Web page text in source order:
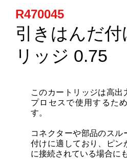
ステーション
その他製品
カートリッジとこて先
サポート
R470045
引きはんだ付
リッジ 0.75
このカートリッジは高出
プロセス で使用するた
す。
コネクターや部品のスル
付けに適しており、
ピン
に接続されている場合に